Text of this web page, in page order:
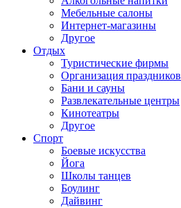
Мебельные салоны
Интернет-магазины
Другое
Отдых
Туристические фирмы
Организация праздников
Бани и сауны
Развлекательные центры
Кинотеатры
Другое
Спорт
Боевые искусства
Йога
Школы танцев
Боулинг
Дайвинг